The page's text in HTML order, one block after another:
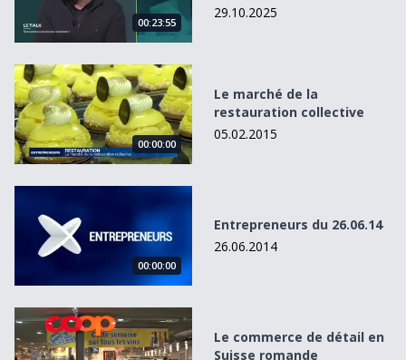
00:23:55
29.10.2025
Le marché de la restauration collective
00:00:00
Le marché de la
restauration collective
05.02.2015
Entrepreneurs du 26.06.14
00:00:00
Entrepreneurs du 26.06.14
26.06.2014
Le commerce de détail en Suisse romande
Le commerce de détail en
Suisse romande